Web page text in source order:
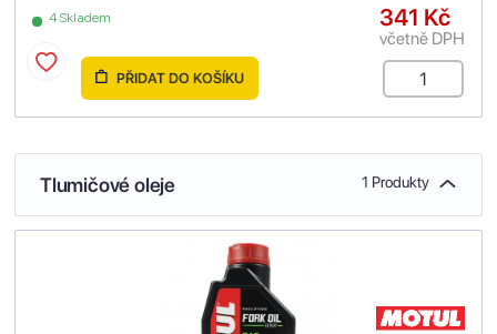
4 Skladem 341 Kč
včetně DPH
PŘIDAT DO KOŠÍKU
Tlumičové oleje 1 Produkty